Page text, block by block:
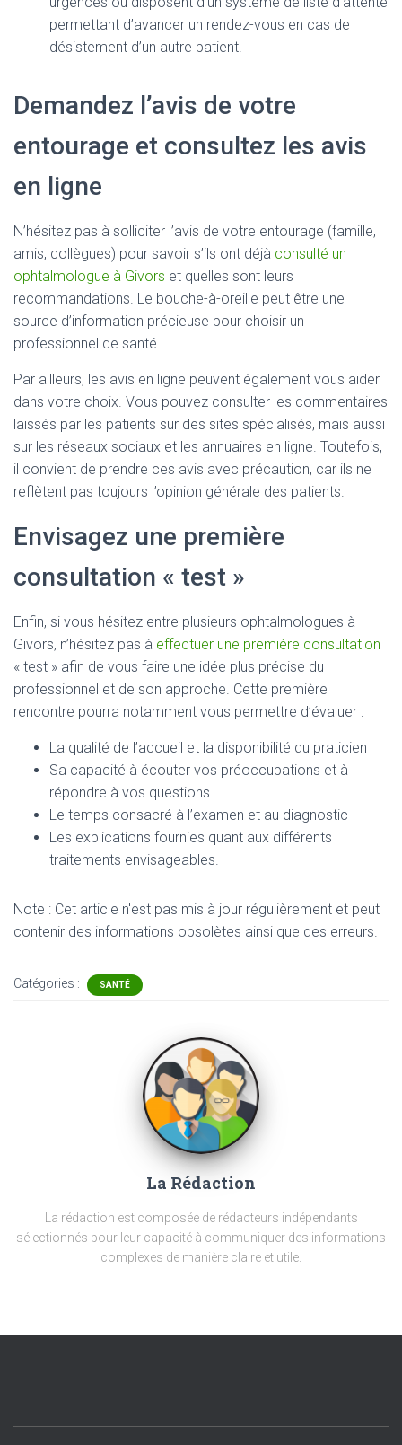
permettant d’avancer un rendez-vous en cas de
désistement d’un autre patient.
Demandez l’avis de votre
entourage et consultez les avis
en ligne
N’hésitez pas à solliciter l’avis de votre entourage (famille,
amis, collègues) pour savoir s’ils ont déjà consulté un
ophtalmologue à Givors et quelles sont leurs
recommandations. Le bouche-à-oreille peut être une
source d’information précieuse pour choisir un
professionnel de santé.
Par ailleurs, les avis en ligne peuvent également vous aider
dans votre choix. Vous pouvez consulter les commentaires
laissés par les patients sur des sites spécialisés, mais aussi
sur les réseaux sociaux et les annuaires en ligne. Toutefois,
il convient de prendre ces avis avec précaution, car ils ne
reflètent pas toujours l’opinion générale des patients.
Envisagez une première
consultation « test »
Enfin, si vous hésitez entre plusieurs ophtalmologues à
Givors, n’hésitez pas à effectuer une première consultation
« test » afin de vous faire une idée plus précise du
professionnel et de son approche. Cette première
rencontre pourra notamment vous permettre d’évaluer :
La qualité de l’accueil et la disponibilité du praticien
Sa capacité à écouter vos préoccupations et à
répondre à vos questions
Le temps consacré à l’examen et au diagnostic
Les explications fournies quant aux différents
traitements envisageables.
Note : Cet article n'est pas mis à jour régulièrement et peut
contenir des informations obsolètes ainsi que des erreurs.
Catégories : SANTÉ
La Rédaction
La rédaction est composée de rédacteurs indépendants
sélectionnés pour leur capacité à communiquer des informations
complexes de manière claire et utile.